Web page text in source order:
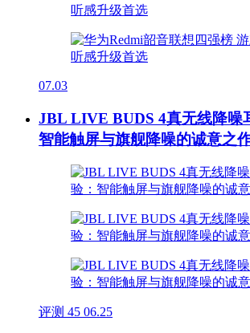
07.03
JBL LIVE BUDS 4真无线降噪
智能触屏与旗舰降噪的诚意之
评测 45 06.25